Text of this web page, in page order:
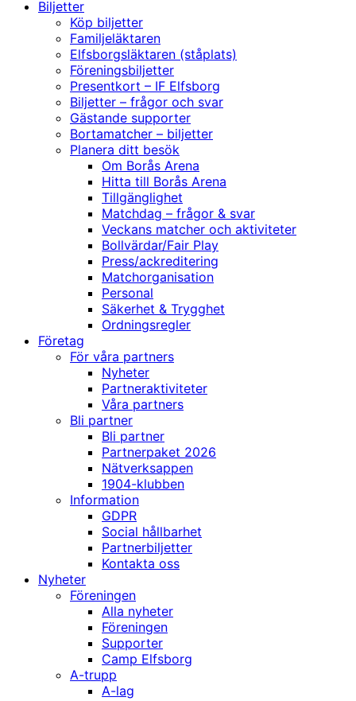
Biljetter
Köp biljetter
Familjeläktaren
Elfsborgsläktaren (ståplats)
Föreningsbiljetter
Presentkort – IF Elfsborg
Biljetter – frågor och svar
Gästande supporter
Bortamatcher – biljetter
Planera ditt besök
Om Borås Arena
Hitta till Borås Arena
Tillgänglighet
Matchdag – frågor & svar
Veckans matcher och aktiviteter
Bollvärdar/Fair Play
Press/ackreditering
Matchorganisation
Personal
Säkerhet & Trygghet
Ordningsregler
Företag
För våra partners
Nyheter
Partneraktiviteter
Våra partners
Bli partner
Bli partner
Partnerpaket 2026
Nätverksappen
1904-klubben
Information
GDPR
Social hållbarhet
Partnerbiljetter
Kontakta oss
Nyheter
Föreningen
Alla nyheter
Föreningen
Supporter
Camp Elfsborg
A-trupp
A-lag